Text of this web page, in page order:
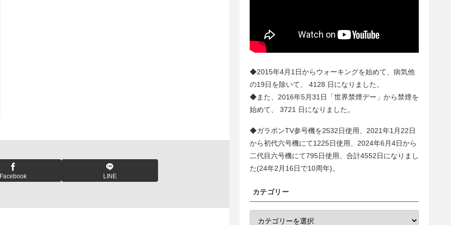
Facebook LINE
◆2015年4月1日からウォーキングを始めて、病気他
の19日を除いて、 4128 日になりました。
◆また、2016年5月31日「世界禁煙デー」から禁煙を
始めて、 3721 日になりました。
◆ガラポンTV参号機を2532日使用、2021年1月22日
から初代六号機にて1225日使用、2024年6月4日から
二代目六号機にて795日使用、合計4552日になりまし
た(24年2月16日で10周年)。
カテゴリー